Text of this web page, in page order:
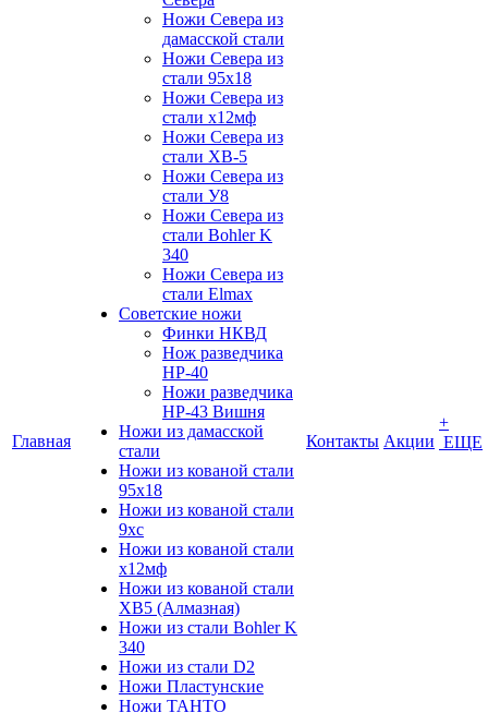
Главная
Ножи Севера из
дамасской стали
Ножи Севера из
стали 95х18
Ножи Севера из
стали х12мф
Ножи Севера из
стали ХВ-5
Ножи Севера из
стали У8
Ножи Севера из
стали Bohler K
340
Ножи Севера из
стали Elmax
Советские ножи
Финки НКВД
Нож разведчика
НР-40
Ножи разведчика
НР-43 Вишня
Ножи из дамасской
стали
Ножи из кованой стали
95х18
Ножи из кованой стали
9хс
Ножи из кованой стали
х12мф
Ножи из кованой стали
ХВ5 (Алмазная)
Ножи из стали Bohler K
340
Ножи из стали D2
Ножи Пластунские
Ножи ТАНТО
Контакты Акции
+
ЕЩЕ